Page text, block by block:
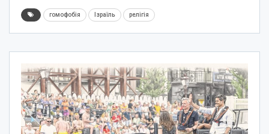
гомофобія Ізраїль релігія